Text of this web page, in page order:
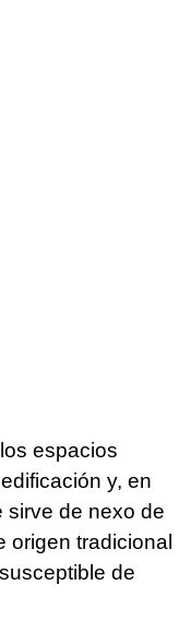
espacios
y, en
sirve de nexo de
origen tradicional
de